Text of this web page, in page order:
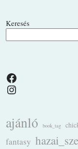
Keresés
Facebook
Instagram
ajánló book_tag
fantasy